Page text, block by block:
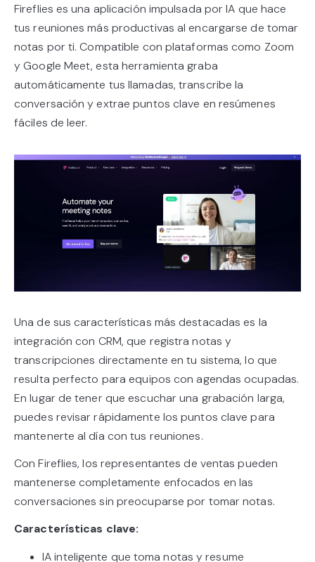
Fireflies es una aplicación impulsada por IA que hace
tus reuniones más productivas al encargarse de tomar
notas por ti. Compatible con plataformas como Zoom
y Google Meet, esta herramienta graba
automáticamente tus llamadas, transcribe la
conversación y extrae puntos clave en resúmenes
fáciles de leer.
Una de sus características más destacadas es la
integración con CRM, que registra notas y
transcripciones directamente en tu sistema, lo que
resulta perfecto para equipos con agendas ocupadas.
En lugar de tener que escuchar una grabación larga,
puedes revisar rápidamente los puntos clave para
mantenerte al día con tus reuniones.
Con Fireflies, los representantes de ventas pueden
mantenerse completamente enfocados en las
conversaciones sin preocuparse por tomar notas.
Características clave:
IA inteligente que toma notas y resume